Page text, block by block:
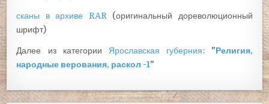
сканы в архиве RAR (оригинальный дореволюционный
шрифт)
Далее из категории Ярославская губерния: "Религия,
народные верования, раскол -1"